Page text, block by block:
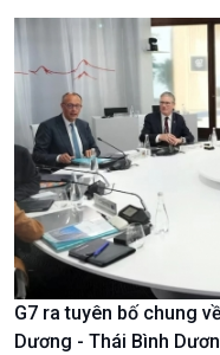
Xã hội
Tin Đời sống & Xã hội
360 độ Sức khỏe
Chuyển đổi Xanh
Tài nguyên và Môi
G7 ra tuyên bố chung
Dương - Thái Bình